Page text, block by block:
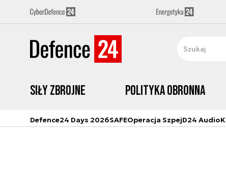
Siły zbrojne Polityka obronna
Defence24 Days 2026SAFEOperacja SzpejD24 Audio